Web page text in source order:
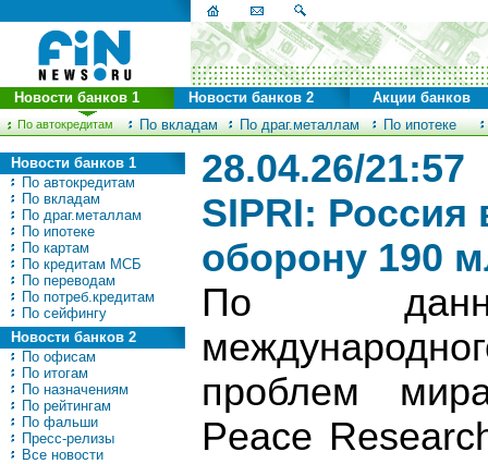
По автокредитам По вкладам По драг.металлам По ипотеке
Новости банков 1 Новости банков 2 Акции банков
Новости банков 1
По автокредитам
По вкладам
По драг.металлам
По ипотеке
По картам
По кредитам МСБ
По переводам
По потреб.кредитам
По сейфингу
Новости банков 2
По офисам
По итогам
По назначениям
По рейтингам
По фальши
Пресс-релизы
Все новости
28.04.26/21:57
SIPRI: Россия
оборону 190
По
проблем
Peace